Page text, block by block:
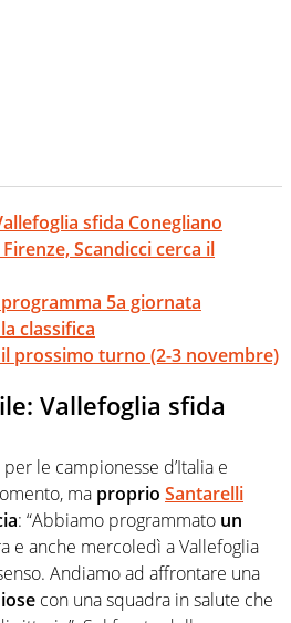
sfida Conegliano
Scandicci cerca il
5a giornata
classifica
prossimo turno (2-3 novembre)
Vallefoglia sfida
le campionesse d’Italia e
ma proprio Santarelli
: “Abbiamo programmato un
e anche mercoledì a Vallefoglia
Andiamo ad affrontare una
con una squadra in salute che